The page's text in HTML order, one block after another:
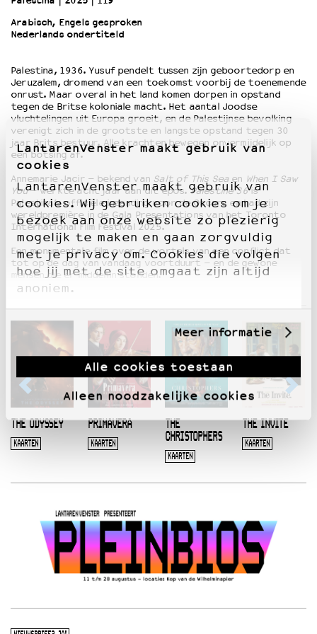
LantarenVenster maakt gebruik van
cookies
LantarenVenster maakt gebruik van
cookies. Wij gebruiken cookies om je
bezoek aan onze website zo plezierig
mogelijk te maken en gaan zorgvuldig
met je privacy om. Cookies die volgen
hoe jij met de site omgaat zijn altijd
anoniem.
Meer informatie
Alle cookies toestaan
Alleen noodzakelijke cookies
OVER LANTARENVENSTER
Werken bij
Wie is wie
Word vriend
Historie
Partners
Huisregels
Privacyverklaring
Integriteits- en gedragscode
Duurzaamheid
Culturele boycot Israël
Ruimte voor artistieke vrijheid – VNPF
Arabisch, Engels gesproken
Nederlands ondertiteld
Palestina, 1936. Yusuf pendelt tussen zijn geboortedorp en
Jeruzalem, dromend van een toekomst voorbij de toenemende
onrust. Maar overal in het land komen dorpen in opstand
tegen de Britse koloniale macht. Het aantal Joodse
vluchtelingen uit Europa groeit, en de Palestijnse bevolking
verenigt zich in de grootste en langste opstand tegen 30
jaar Brits bestuur. Alle krachten bewegen onvermijdelijk op
een botsing af.
Annemarie Jacir – bekend van Salt of This Sea en When I Saw
You– werkte acht jaar aan dit epos.Palestine 36is
Palestina’s officiële inzending voor de Oscars en had zijn
wereldpremière in de Gala Presentations van het Toronto
International Film Festival 2025.
Een monumentale film over de wortels van een conflict dat
tot op de dag van vandaag voortduurt – en de gewone
mensen die er middenin stonden.
THE ODYSSEY
KAARTEN
PRIMAVERA
KAARTEN
THE
CHRISTOPHERS
KAARTEN
THE INVITE
KAARTEN